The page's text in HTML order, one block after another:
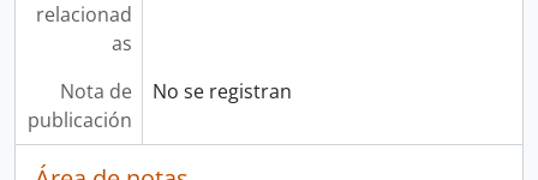
relacionad
as
Nota de
publicación
No se registran